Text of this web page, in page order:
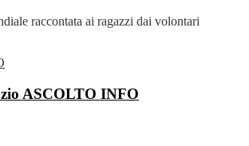
raccontata ai ragazzi dai volontari
ASCOLTO INFO